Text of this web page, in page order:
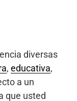
diversas
, educativa,
a un
que usted